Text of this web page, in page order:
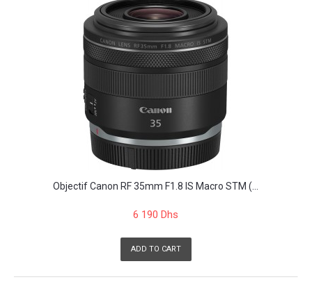
Objectif Canon RF 35mm F1.8 IS Macro STM (...
6 190 Dhs
ADD TO CART